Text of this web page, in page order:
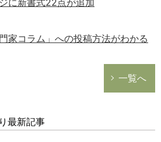
家コラム」への投稿方法がわかる
一覧へ
最新記事